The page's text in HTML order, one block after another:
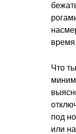
Что
под
или